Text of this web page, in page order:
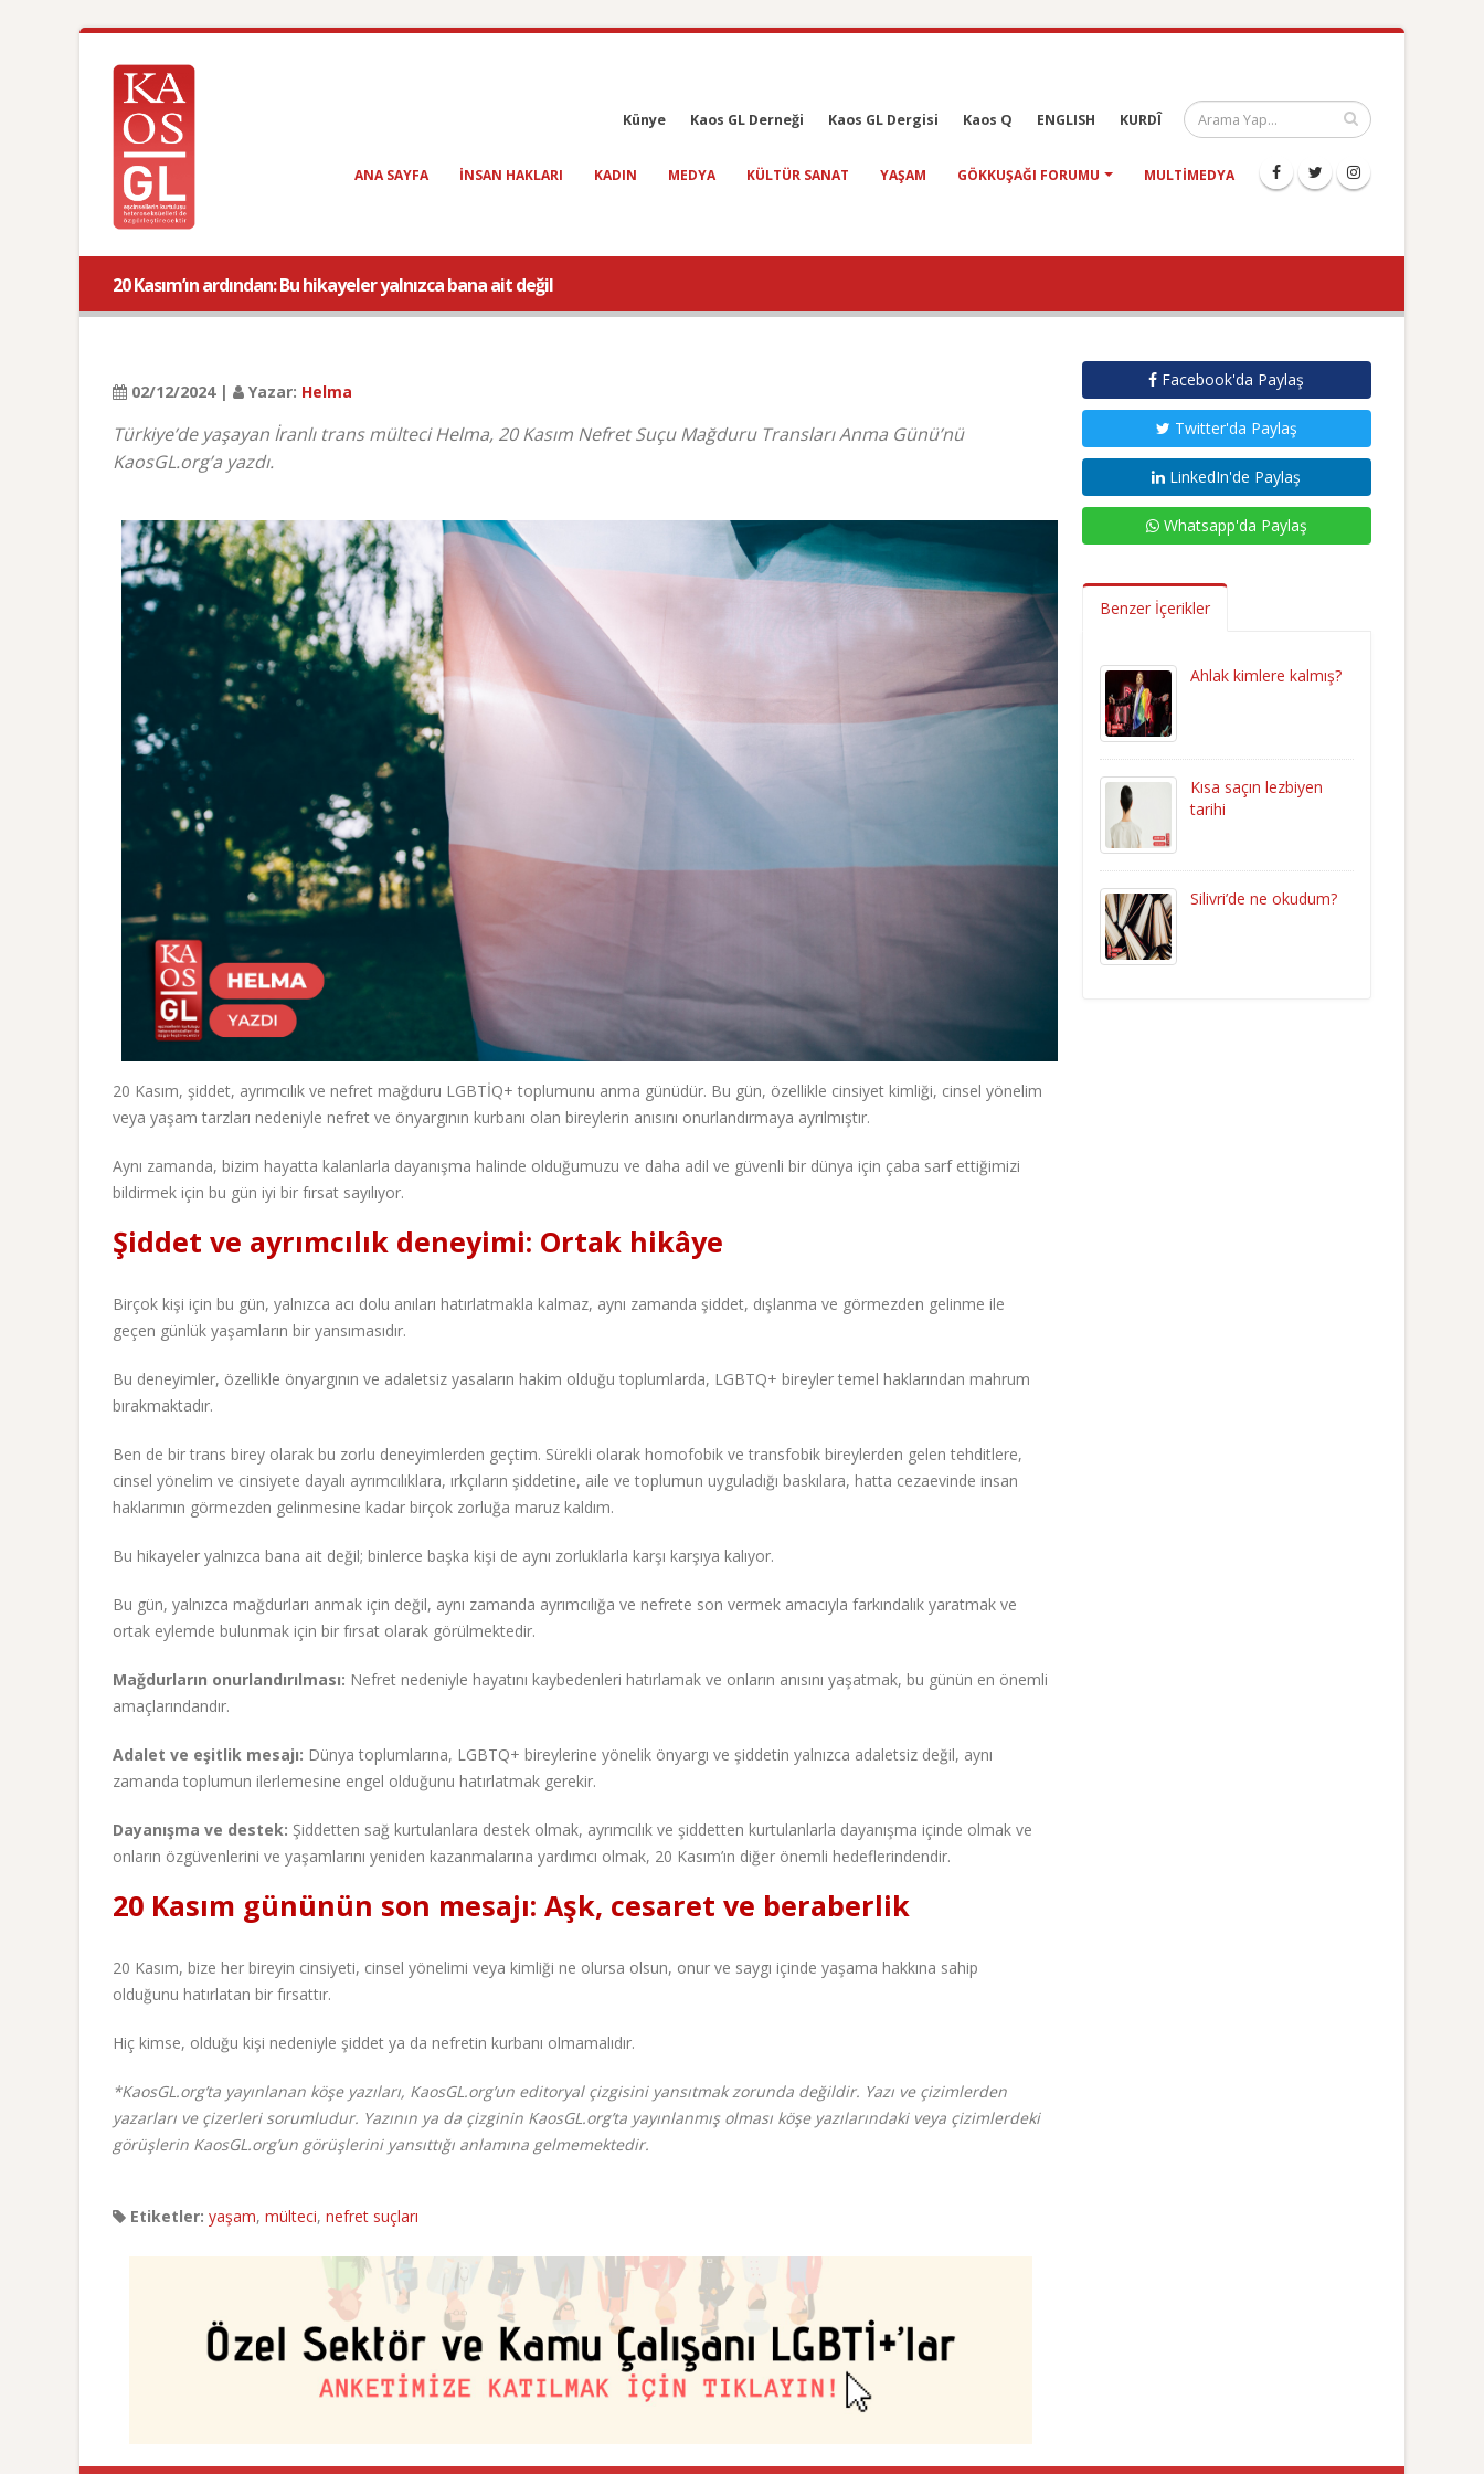
Künye Kaos GL Derneği Kaos GL Dergisi Kaos Q ENGLISH KURDÎ
ANA SAYFA INSAN HAKLARI KADIN MEDYA KÜLTÜR SANAT YAŞAM GÖKKUŞAĞI FORUMU MULTIMEDYA
20 Kasım’ın ardından: Bu hikayeler yalnızca bana ait değil
02/12/2024 | Yazar: Helma
Türkiye’de yaşayan İranlı trans mülteci Helma, 20 Kasım Nefret Suçu Mağduru Transları Anma Günü’nü
KaosGL.org’a yazdı.
20 Kasım, şiddet, ayrımcılık ve nefret mağduru LGBTİQ+ toplumunu anma günüdür. Bu gün, özellikle cinsiyet kimliği, cinsel yönelim
veya yaşam tarzları nedeniyle nefret ve önyargının kurbanı olan bireylerin anısını onurlandırmaya ayrılmıştır.
Aynı zamanda, bizim hayatta kalanlarla dayanışma halinde olduğumuzu ve daha adil ve güvenli bir dünya için çaba sarf ettiğimizi
bildirmek için bu gün iyi bir fırsat sayılıyor.
Şiddet ve ayrımcılık deneyimi: Ortak hikâye
Birçok kişi için bu gün, yalnızca acı dolu anıları hatırlatmakla kalmaz, aynı zamanda şiddet, dışlanma ve görmezden gelinme ile
geçen günlük yaşamların bir yansımasıdır.
Bu deneyimler, özellikle önyargının ve adaletsiz yasaların hakim olduğu toplumlarda, LGBTQ+ bireyler temel haklarından mahrum
bırakmaktadır.
Ben de bir trans birey olarak bu zorlu deneyimlerden geçtim. Sürekli olarak homofobik ve transfobik bireylerden gelen tehditlere,
cinsel yönelim ve cinsiyete dayalı ayrımcılıklara, ırkçıların şiddetine, aile ve toplumun uyguladığı baskılara, hatta cezaevinde insan
haklarımın görmezden gelinmesine kadar birçok zorluğa maruz kaldım.
Bu hikayeler yalnızca bana ait değil; binlerce başka kişi de aynı zorluklarla karşı karşıya kalıyor.
Bu gün, yalnızca mağdurları anmak için değil, aynı zamanda ayrımcılığa ve nefrete son vermek amacıyla farkındalık yaratmak ve
ortak eylemde bulunmak için bir fırsat olarak görülmektedir.
Mağdurların onurlandırılması: Nefret nedeniyle hayatını kaybedenleri hatırlamak ve onların anısını yaşatmak, bu günün en önemli
amaçlarındandır.
Adalet ve eşitlik mesajı: Dünya toplumlarına, LGBTQ+ bireylerine yönelik önyargı ve şiddetin yalnızca adaletsiz değil, aynı
zamanda toplumun ilerlemesine engel olduğunu hatırlatmak gerekir.
Dayanışma ve destek: Şiddetten sağ kurtulanlara destek olmak, ayrımcılık ve şiddetten kurtulanlarla dayanışma içinde olmak ve
onların özgüvenlerini ve yaşamlarını yeniden kazanmalarına yardımcı olmak, 20 Kasım’ın diğer önemli hedeflerindendir.
20 Kasım gününün son mesajı: Aşk, cesaret ve beraberlik
20 Kasım, bize her bireyin cinsiyeti, cinsel yönelimi veya kimliği ne olursa olsun, onur ve saygı içinde yaşama hakkına sahip
olduğunu hatırlatan bir fırsattır.
Hiç kimse, olduğu kişi nedeniyle şiddet ya da nefretin kurbanı olmamalıdır.
*KaosGL.org’ta yayınlanan köşe yazıları, KaosGL.org’un editoryal çizgisini yansıtmak zorunda değildir. Yazı ve çizimlerden
yazarları ve çizerleri sorumludur. Yazının ya da çizginin KaosGL.org’ta yayınlanmış olması köşe yazılarındaki veya çizimlerdeki
görüşlerin KaosGL.org’un görüşlerini yansıttığı anlamına gelmemektedir.
Etiketler: yaşam, mülteci, nefret suçları
Facebook'da Paylaş
Twitter'da Paylaş
LinkedIn'de Paylaş
Whatsapp'da Paylaş
Benzer İçerikler
Ahlak kimlere kalmış?
Kısa saçın lezbiyen
tarihi
Silivri’de ne okudum?